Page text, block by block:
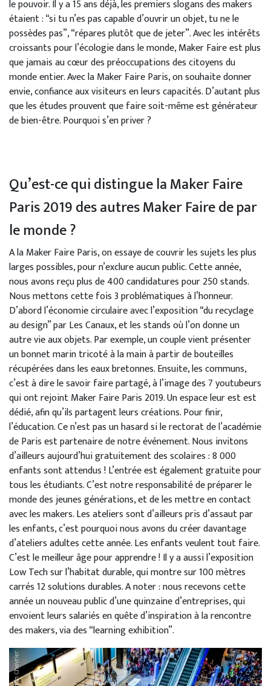
le pouvoir. Il y a 15 ans déjà, les premiers slogans des makers
étaient : “si tu n’es pas capable d’ouvrir un objet, tu ne le
possèdes pas”, “répares plutôt que de jeter”. Avec les intérêts
croissants pour l’écologie dans le monde, Maker Faire est plus
que jamais au cœur des préoccupations des citoyens du
monde entier. Avec la Maker Faire Paris, on souhaite donner
envie, confiance aux visiteurs en leurs capacités. D’autant plus
que les études prouvent que faire soit-même est générateur
de bien-être. Pourquoi s’en priver ?
Qu’est-ce qui distingue la Maker Faire
Paris 2019 des autres Maker Faire de par
le monde ?
A la Maker Faire Paris, on essaye de couvrir les sujets les plus
larges possibles, pour n’exclure aucun public. Cette année,
nous avons reçu plus de 400 candidatures pour 250 stands.
Nous mettons cette fois 3 problématiques à l’honneur.
D’abord l’économie circulaire avec l’exposition “du recyclage
au design” par Les Canaux, et les stands où l’on donne un
autre vie aux objets. Par exemple, un couple vient présenter
un bonnet marin tricoté à la main à partir de bouteilles
récupérées dans les eaux bretonnes. Ensuite, les communs,
c’est à dire le savoir faire partagé, à l’image des 7 youtubeurs
qui ont rejoint Maker Faire Paris 2019. Un espace leur est est
dédié, afin qu’ils partagent leurs créations. Pour finir,
l’éducation. Ce n’est pas un hasard si le rectorat de l’académie
de Paris est partenaire de notre événement. Nous invitons
d’ailleurs aujourd’hui gratuitement des scolaires : 8 000
enfants sont attendus ! L’entrée est également gratuite pour
tous les étudiants. C’est notre responsabilité de préparer le
monde des jeunes générations, et de les mettre en contact
avec les makers. Les ateliers sont d’ailleurs pris d’assaut par
les enfants, c’est pourquoi nous avons du créer davantage
d’ateliers adultes cette année. Les enfants veulent tout faire.
C’est le meilleur âge pour apprendre ! Il y a aussi l’exposition
Low Tech sur l’habitat durable, qui montre sur 100 mètres
carrés 12 solutions durables. A noter : nous recevons cette
année un nouveau public d’une quinzaine d’entreprises, qui
envoient leurs salariés en quête d’inspiration à la rencontre
des makers, via des “learning exhibition”.